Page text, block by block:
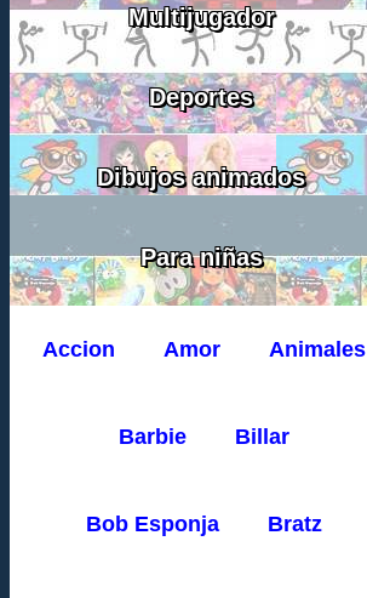
Multijugador
Deportes
Dibujos animados
Para niñas
Accion Amor Animales
Barbie Billar
Bob Esponja Bratz